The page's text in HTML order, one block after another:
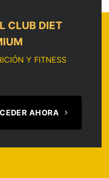
CLUB DIET
Y FITNESS
AHORA